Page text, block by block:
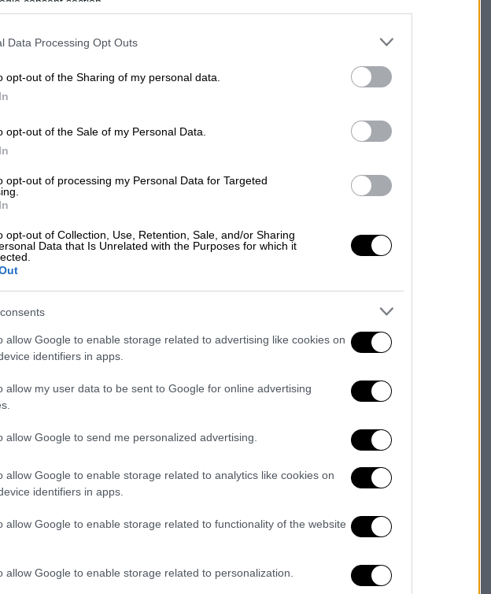
Data Processing Opt Outs
opt-out of the Sharing of my personal data.
opt-out of the Sale of my Personal Data.
opt-out of processing my Personal Data for Targeted
opt-out of Collection, Use, Retention, Sale, and/or Sharing
Data that Is Unrelated with the Purposes for which it
allow Google to enable storage related to advertising like cookies on
identifiers in apps.
allow my user data to be sent to Google for online advertising
allow Google to send me personalized advertising.
allow Google to enable storage related to analytics like cookies on
identifiers in apps.
allow Google to enable storage related to functionality of the website
allow Google to enable storage related to personalization.
Άνω Λιόσια: Έπεσε πάνω σε
τραυματίες
Καστοριά - 16χρονος έχασε τη
στο τροχαίο
βρισκόταν μαζί της τη στιγμή του
κατάσταση
πένθος την τοπική κοινωνία της Ιταλίας.
ετών σε εργοστάσιο του οίκου Prada
η μονάδα
για την απώλειά της.
να παντρευτούν
το προσεχές
βαθιά θλίψησε συγγενείς,
να πιστέψουν την τραγική εξέλιξη.